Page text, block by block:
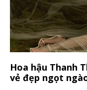
Hoa hậu Thanh
vẻ đẹp ngọt